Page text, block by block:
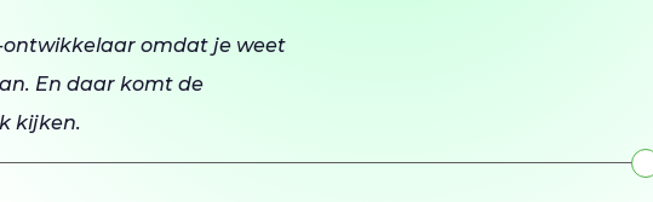
omdat je weet
En daar komt de
kijken.